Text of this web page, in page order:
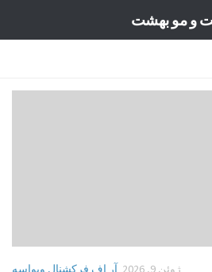
و مو بهشت
آر اف فرکشنال ویواسه ژوئن 9, 2026